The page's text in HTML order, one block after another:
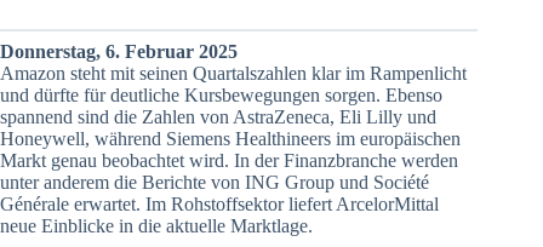
Donnerstag, 6. Februar 2025
Amazon steht mit seinen Quartalszahlen klar im Rampenlicht
und dürfte für deutliche Kursbewegungen sorgen. Ebenso
spannend sind die Zahlen von AstraZeneca, Eli Lilly und
Honeywell, während Siemens Healthineers im europäischen
Markt genau beobachtet wird. In der Finanzbranche werden
unter anderem die Berichte von ING Group und Société
Générale erwartet. Im Rohstoffsektor liefert ArcelorMittal
neue Einblicke in die aktuelle Marktlage.